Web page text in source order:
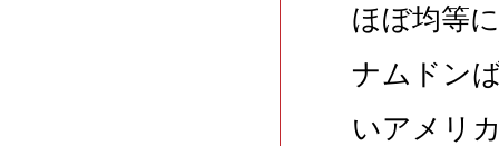
ほぼ均等
ナムドン
いアメリ